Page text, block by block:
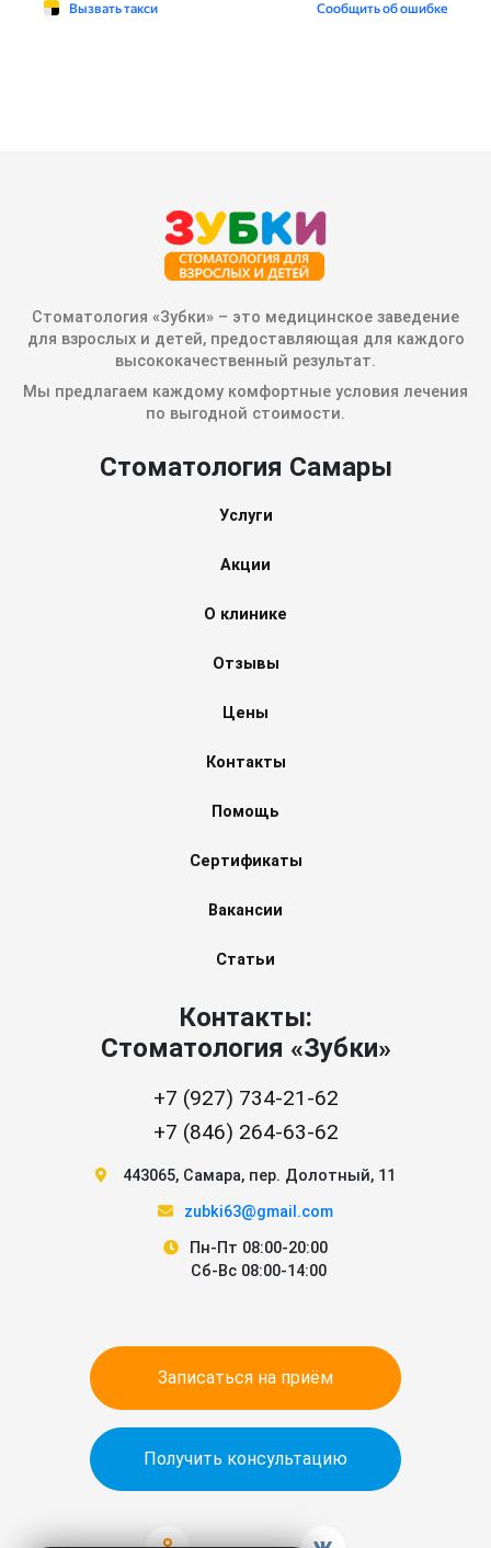
Стоматология «Зубки» – это медицинское заведение
для взрослых и детей, предоставляющая для каждого
высококачественный результат.
Мы предлагаем каждому комфортные условия лечения
по выгодной стоимости.
Стоматология Самары
Услуги
Акции
О клинике
Отзывы
Цены
Контакты
Помощь
Сертификаты
Вакансии
Статьи
Контакты:
Стоматология «Зубки»
+7 (927) 734-21-62
+7 (846) 264-63-62
443065, Самара, пер. Долотный, 11
zubki63@gmail.com
Пн-Пт 08:00-20:00
Сб-Вс 08:00-14:00
Записаться на приём
Получить консультацию